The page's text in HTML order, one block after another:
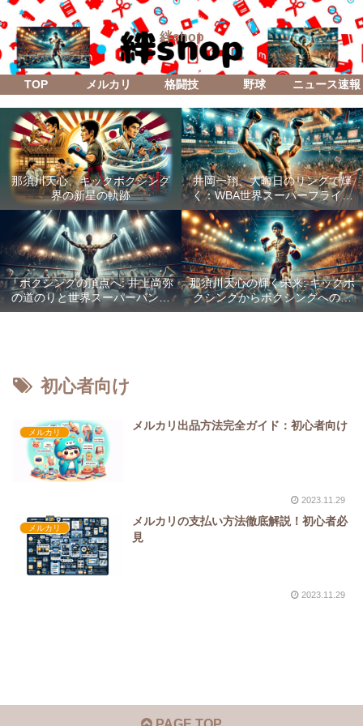
絆shop
TOP メルカリ 格闘技 野球 ニュース速報
那須川天心、キックボクシング
界の新星の軌跡
井岡一翔、大晦日のリングで輝
く：WBA世界スーパーフライ級
防衛戦「Lifetime Boxing Fights
18」
「ボクシングの頂点へ: 井上尚弥
の道のりと世界スーパーバンタ
ム級統一戦の全貌」
那須川天心の輝く未来: キックボ
クシングからボクシングへの成
功した転身
初心者向け
メルカリ
メルカリ出品方法完全ガイド：初心者向け
2023.11.29
メルカリ
メルカリの支払い方法徹底解説！初心者必
見
2023.11.29